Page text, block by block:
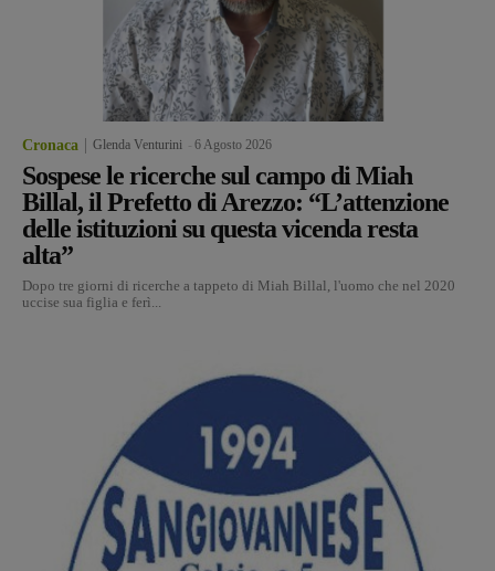
Cronaca Glenda Venturini 6 Agosto 2026
Sospese le ricerche sul campo di Miah
Billal, il Prefetto di Arezzo: “L’attenzione
delle istituzioni su questa vicenda resta
alta”
Dopo tre giorni di ricerche a tappeto di Miah Billal, l'uomo che nel 2020
uccise sua figlia e ferì...